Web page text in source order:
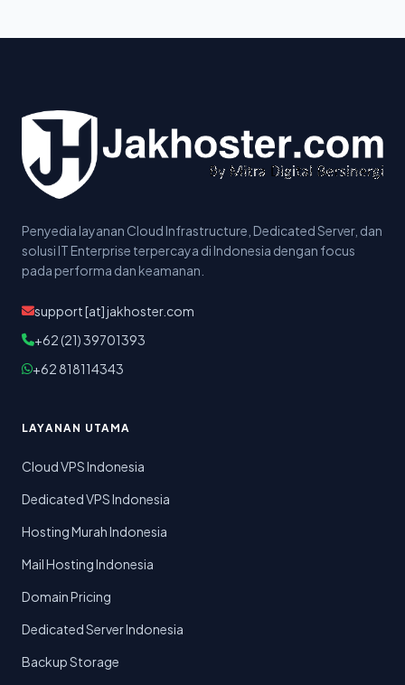
Penyedia layanan Cloud Infrastructure, Dedicated Server, dan
solusi IT Enterprise terpercaya di Indonesia dengan focus
pada performa dan keamanan.
support [at] jakhoster.com
+62 (21) 39701393
+62 818114343
LAYANAN UTAMA
Cloud VPS Indonesia
Dedicated VPS Indonesia
Hosting Murah Indonesia
Mail Hosting Indonesia
Domain Pricing
Dedicated Server Indonesia
Backup Storage